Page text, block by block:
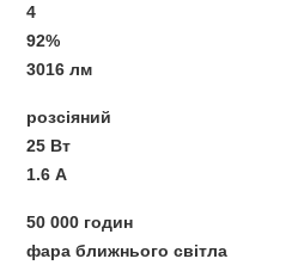
4
92%
3016 лм
розсіяний
25 Вт
1.6 А
50 000 годин
фара ближнього світла